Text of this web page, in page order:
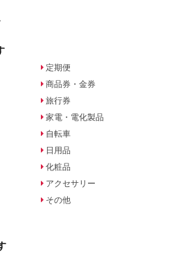
定期便
商品券・金券
旅行券
家電・電化製品
自転車
日用品
化粧品
アクセサリー
その他